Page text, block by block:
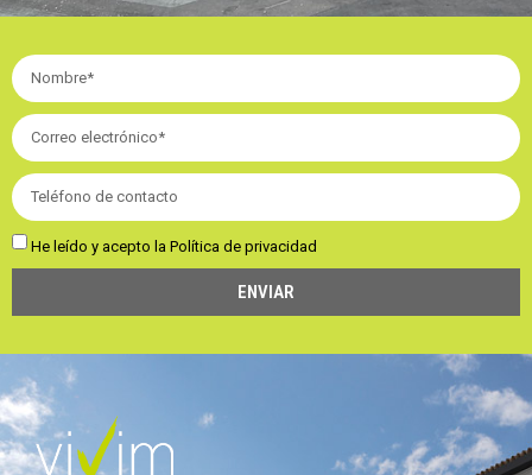
He leído y acepto la Política de privacidad
ENVIAR